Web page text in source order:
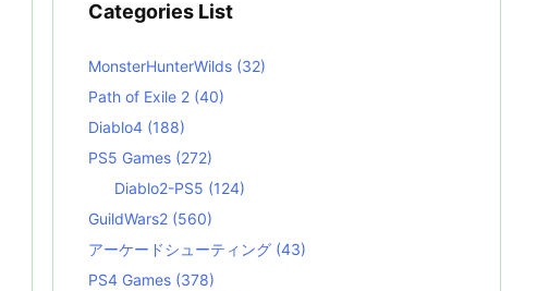
Categories List
MonsterHunterWilds (32)
Path of Exile 2 (40)
Diablo4 (188)
PS5 Games (272)
Diablo2-PS5 (124)
GuildWars2 (560)
アーケードシューティング (43)
PS4 Games (378)